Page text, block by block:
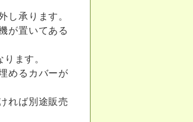
承ります。
が置いてある
ます。
めるカバーが
れば別途販売